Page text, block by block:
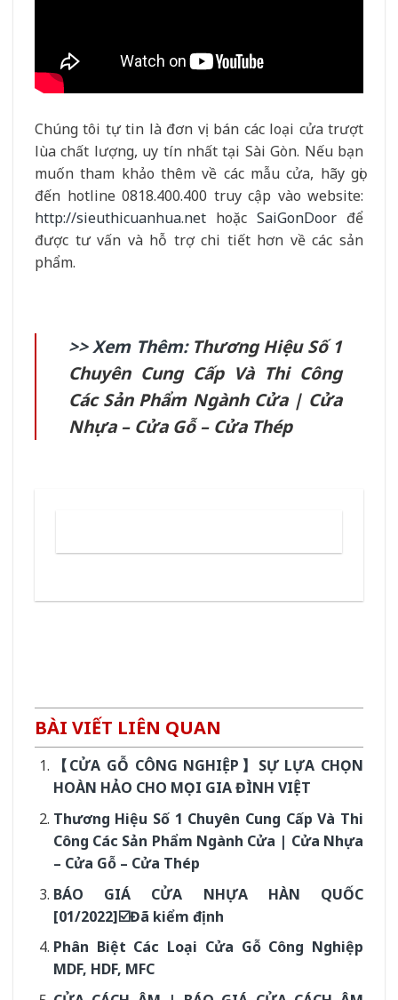
Chúng tôi tự tin là đơn vị bán các loại cửa trượt
lùa chất lượng, uy tín nhất tại Sài Gòn. Nếu bạn
muốn tham khảo thêm về các mẫu cửa, hãy gọi
đến hotline 0818.400.400 truy cập vào website:
http://sieuthicuanhua.net hoặc SaiGonDoor để
được tư vấn và hỗ trợ chi tiết hơn về các sản
phẩm.
>> Xem Thêm: Thương Hiệu Số 1
Chuyên Cung Cấp Và Thi Công
Các Sản Phẩm Ngành Cửa | Cửa
Nhựa – Cửa Gỗ – Cửa Thép
BÀI VIẾT LIÊN QUAN
【CỬA GỖ CÔNG NGHIỆP】SỰ LỰA CHỌN
HOÀN HẢO CHO MỌI GIA ĐÌNH VIỆT
Thương Hiệu Số 1 Chuyên Cung Cấp Và Thi
Công Các Sản Phẩm Ngành Cửa | Cửa Nhựa
– Cửa Gỗ – Cửa Thép
BÁO GIÁ CỬA NHỰA HÀN QUỐC
[01/2022]☑️Đã kiểm định
Phân Biệt Các Loại Cửa Gỗ Công Nghiệp
MDF, HDF, MFC